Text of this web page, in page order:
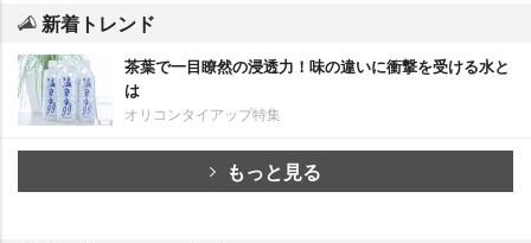
新着トレンド
茶葉で一目瞭然の浸透力！味の違いに衝撃を受ける水と
は
オリコンタイアップ特集
もっと見る